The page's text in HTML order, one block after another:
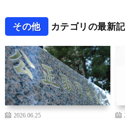
その他 カテゴリの最新
2026.06.25